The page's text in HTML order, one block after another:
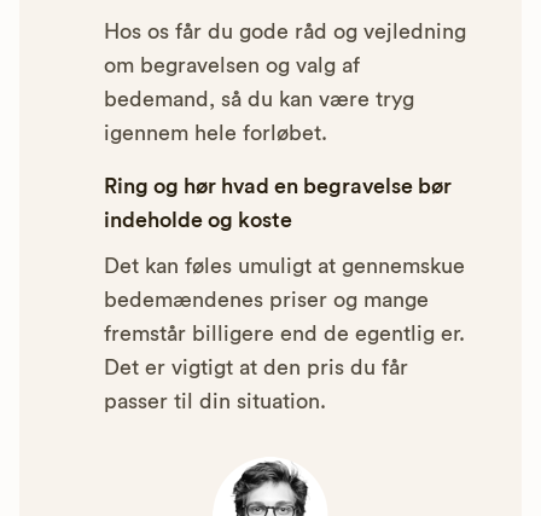
Hos os får du gode råd og vejledning
om begravelsen og valg af
bedemand, så du kan være tryg
igennem hele forløbet.
Ring og hør hvad en begravelse bør
indeholde og koste
Det kan føles umuligt at gennemskue
bedemændenes priser og mange
fremstår billigere end de egentlig er.
Det er vigtigt at den pris du får
passer til din situation.